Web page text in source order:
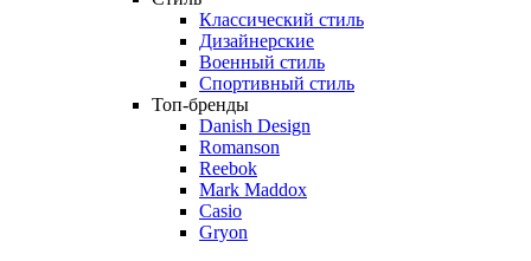
Классический стиль
Дизайнерские
Военный стиль
Спортивный стиль
Топ-бренды
Danish Design
Romanson
Reebok
Mark Maddox
Casio
Gryon